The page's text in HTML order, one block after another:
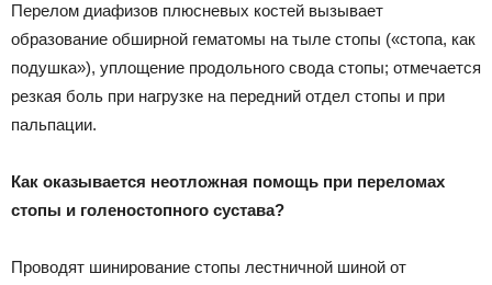
Перелом диафизов плюсневых костей вызывает
образование обширной гематомы на тыле стопы («стопа, как
подушка»), уплощение продольного свода стопы; отмечается
резкая боль при нагрузке на передний отдел стопы и при
пальпации.
Как оказывается неотложная помощь при переломах
стопы и голеностопного сустава?
Проводят шинирование стопы лестничной шиной от